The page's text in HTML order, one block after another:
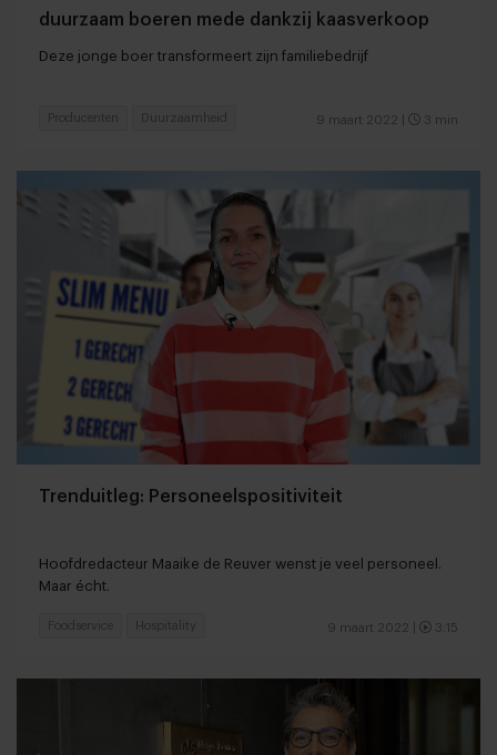
duurzaam boeren mede dankzij kaasverkoop
Deze jonge boer transformeert zijn familiebedrijf
9 maart 2022 3 min
Producenten Duurzaamheid
Trenduitleg: Personeelspositiviteit
Hoofdredacteur Maaike de Reuver wenst je veel personeel.
Maar écht.
9 maart 2022 3:15
Foodservice Hospitality